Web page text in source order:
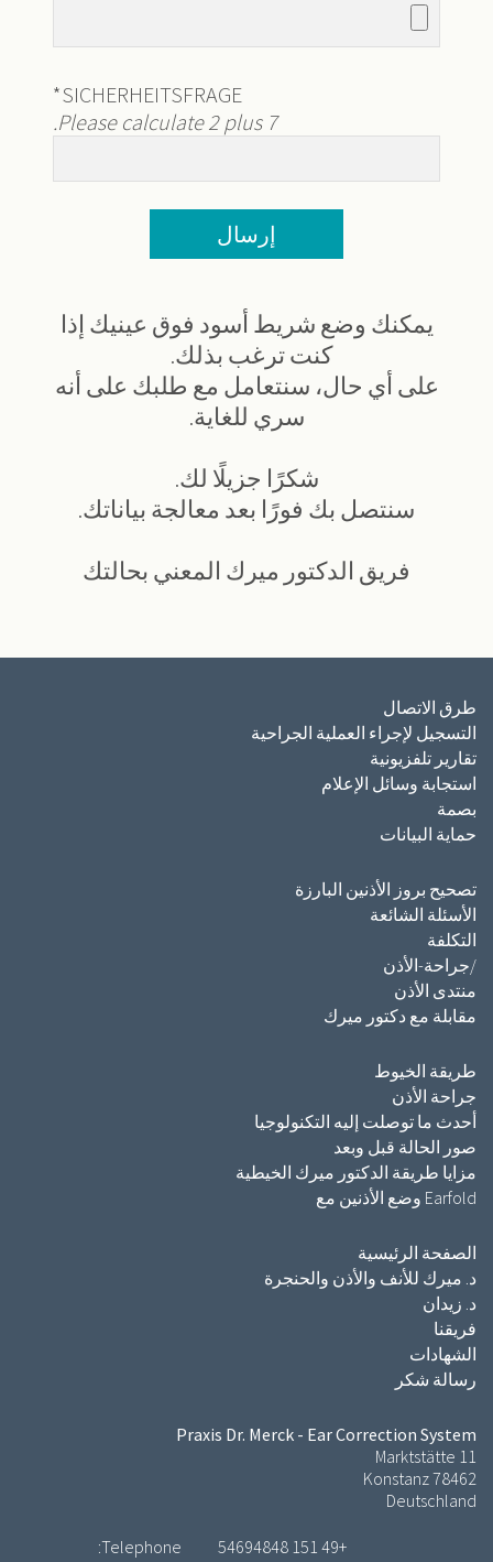
SICHERHEITSFRAGE
*
Please calculate 2 plus 7.
إرسال
يمكنك وضع شريط أسود فوق عينيك إذا
كنت ترغب بذلك.
على أي حال، سنتعامل مع طلبك على أنه
سري للغاية.
شكرًا جزيلًا لك.
سنتصل بك فورًا بعد معالجة بياناتك.
فريق الدكتور ميرك المعني بحالتك
طرق الاتصال
التسجيل لإجراء العملية الجراحية
تقارير تلفزيونية
استجابة وسائل الإعلام
بصمة
حماية البيانات
تصحيح بروز الأذنين البارزة
الأسئلة الشائعة
التكلفة
/جراحة-الأذن
منتدى الأذن
مقابلة مع دكتور ميرك
طريقة الخيوط
جراحة الأذن
أحدث ما توصلت إليه التكنولوجيا
صور الحالة قبل وبعد
مزايا طريقة الدكتور ميرك الخيطية
Earfold وضع الأذنين مع
الصفحة الرئيسية
د. ميرك للأنف والأذن والحنجرة
د. زيدان
فريقنا
الشهادات
رسالة شكر
Praxis Dr. Merck - Ear Correction System
Marktstätte 11
78462 Konstanz
Deutschland
Telephone:
+49 151 54694848